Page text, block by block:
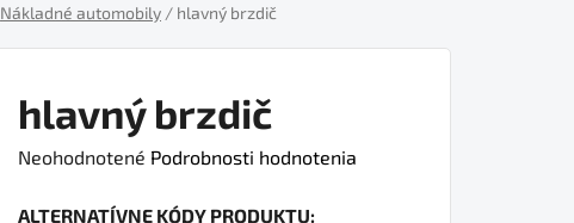
Nákladné automobily / hlavný brzdič
hlavný brzdič
Priemerné
Neohodnotené Podrobnosti hodnotenia
ALTERNATÍVNE KÓDY PRODUKTU: